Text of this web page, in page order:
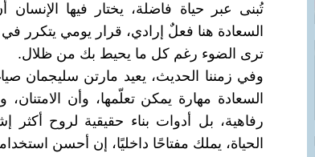
تُبنى عبر حياة فاضلة، يختار فيها
السعادة هنا فعلٌ إرادي، قرار يومي يتكرر
ترى الضوء رغم كل ما يحيط بك من ظلال.
وفي زمننا الحديث، يعيد مارتن سليجمان
السعادة مهارة يمكن تعلّمها، وأن
رفاهية، بل أدوات بناء حقيقية لروح أكثر
الحياة، يملك مفتاحًا داخليًا، إن أحسن